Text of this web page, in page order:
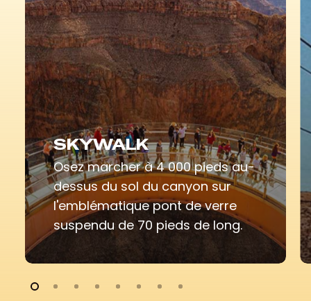
SKYWALK
Osez marcher à 4 000 pieds au-
dessus du sol du canyon sur
l'emblématique pont de verre
suspendu de 70 pieds de long.